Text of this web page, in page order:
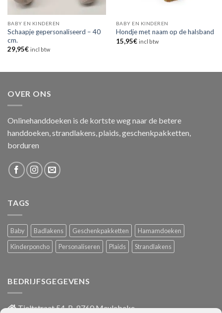
BABY EN KINDEREN
Schaapje gepersonaliseerd – 40
cm.
29,95€ incl btw
BABY EN KINDEREN
Hondje met naam op de halsband
15,95€ incl btw
OVER ONS
Onlinehanddoeken is de kortste weg naar de betere
handdoeken, strandlakens, plaids, geschenkpakketten,
borduren
TAGS
Baby Badlakens Geschenkpakketten
Hamamdoeken
Kinderponcho
Personaliseren Plaids Strandlakens
BEDRIJFSGEGEVENS
Tieltstraat 54, B-8760 Meulebeke